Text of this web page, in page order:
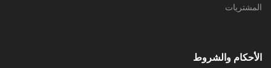
المشتريات
الأحكام والشروط